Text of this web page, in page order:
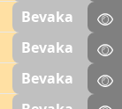
Bevaka
Bevaka
Bevaka